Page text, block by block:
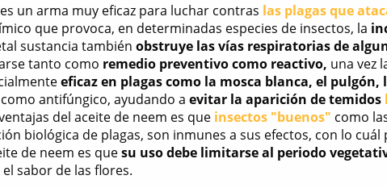
un arma muy eficaz para luchar contras las plagas que
que provoca, en determinadas especies de insectos, la
sustancia tambiénobstruye las vías respiratorias de
tanto como remedio preventivo como reactivo, una vez
eficaz en plagas como la mosca blanca, el
antifúngico, ayudando aevitar la aparición de temidos
del aceite de neem es que insectos "buenos" como
biológica de plagas, son inmunes a sus efectos, con lo
de neem es quesu uso debe limitarse al periodo
sabor de las flores.